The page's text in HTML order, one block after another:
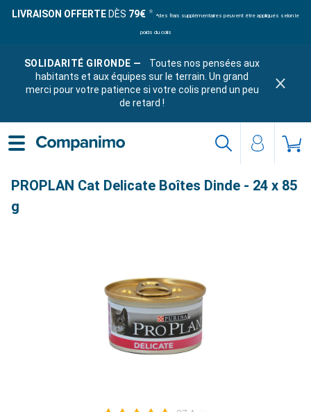
LIVRAISON OFFERTE DÈS 79€ *des frais supplémentaires peuvent être appliqués selon le
poids du colis
SOLIDARITÉ GIRONDE —
Toutes nos pensées aux
habitants et aux équipes sur le terrain. Un grand
merci pour votre patience si votre colis prend un peu
de retard !
PROPLAN Cat Delicate Boîtes Dinde - 24 x 85
g